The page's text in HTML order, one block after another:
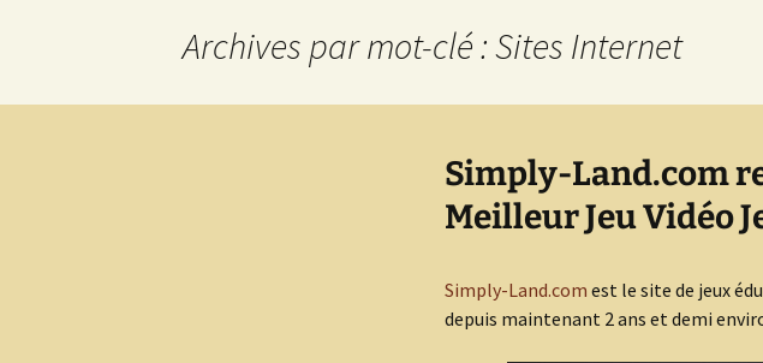
Archives par mot-clé : Sites Internet
Simply-Land.com
Meilleur Jeu Vidéo
Simply-Land.com est le site de jeux
depuis maintenant 2 ans et demi